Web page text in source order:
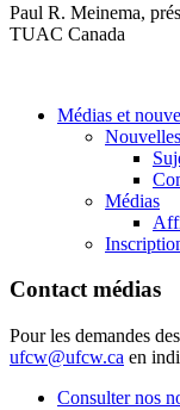
Paul R. Meinema,
TUAC Canada
Médias et
Nouvelles
Médias
Contact médias
Pour les demandes
ufcw@ufcw.ca en
Consulter nos